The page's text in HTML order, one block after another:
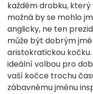
každém drobku,
možná by se mohlo
anglicky, ne ten
může být dobrým
aristokratickou
ideální volbou pro
vaší kočce trochu
zábavnému jménu